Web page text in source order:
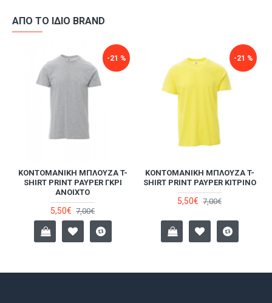
ΑΠΌ ΤΟ ΊΔΙΟ BRAND
-21 %
ΚΟΝΤΟΜΆΝΙΚΗ ΜΠΛΟΎΖΑ T-
SHIRT PRINT PAYPER ΓΚΡΙ
ΑΝΟΙΧΤΌ
5,50€ 7,00€
-21 %
ΚΟΝΤΟΜΆΝΙΚΗ ΜΠΛΟΎΖΑ T-
SHIRT PRINT PAYPER ΚΊΤΡΙΝΟ
5,50€ 7,00€